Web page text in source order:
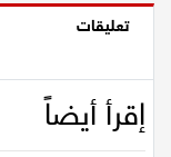
مجلة الحمرا
تكنولوجيا
تعليقات
إقرأ أيضاً